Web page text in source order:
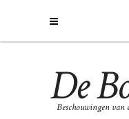
De
Beschouwingen van